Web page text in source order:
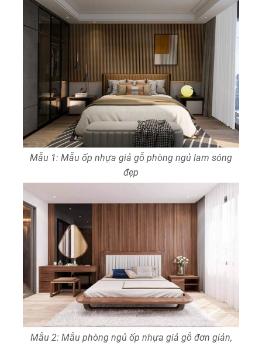
Mẫu 1: Mẫu ốp nhựa giả gỗ phòng ngủ lam sóng
đẹp
Mẫu 2: Mẫu phòng ngủ ốp nhựa giả gỗ đơn giản,